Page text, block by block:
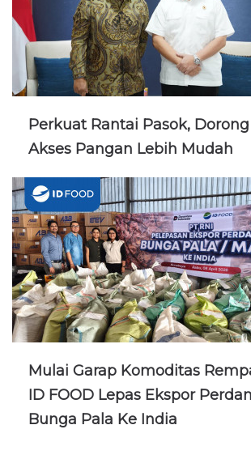
Perkuat Rantai Pasok, Dorong
Akses Pangan Lebih Mudah
Mulai Garap Komoditas
ID FOOD Lepas Ekspor
Bunga Pala Ke India